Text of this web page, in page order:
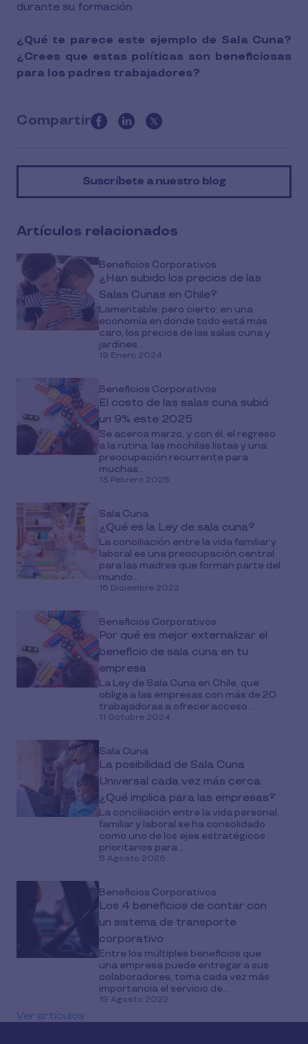
durante su formación.
¿Qué te parece este ejemplo de Sala Cuna?
¿Crees que estas políticas son beneficiosas
para los padres trabajadores?
Compartir
this
on
Suscríbete a nuestro blog
Artículos relacionados
Beneficios Corporativos
¿Han subido los precios de las
Salas Cunas en Chile?
Lamentable, pero cierto: en una
economía en donde todo está más
caro, los precios de las salas cuna y
jardines...
19 Enero 2024
Beneficios Corporativos
El costo de las salas cuna subió
un 9% este 2025
Se acerca marzo, y con él, el regreso
a la rutina, las mochilas listas y una
preocupación recurrente para
muchas...
13 Febrero 2025
Sala Cuna
¿Qué es la Ley de sala cuna?
La conciliación entre la vida familiar y
laboral es una preocupación central
para las madres que forman parte del
mundo...
16 Diciembre 2022
Beneficios Corporativos
Por qué es mejor externalizar el
beneficio de sala cuna en tu
empresa
La Ley de Sala Cuna en Chile, que
obliga a las empresas con más de 20
trabajadoras a ofrecer acceso...
11 Octubre 2024
Sala Cuna
La posibilidad de Sala Cuna
Universal cada vez más cerca:
¿Qué implica para las empresas?
La conciliación entre la vida personal,
familiar y laboral se ha consolidado
como uno de los ejes estratégicos
prioritarios para...
5 Agosto 2026
Beneficios Corporativos
Los 4 beneficios de contar con
un sistema de transporte
corporativo
Entre los múltiples beneficios que
una empresa puede entregar a sus
colaboradores, toma cada vez más
importancia el servicio de...
19 Agosto 2022
Ver artículos